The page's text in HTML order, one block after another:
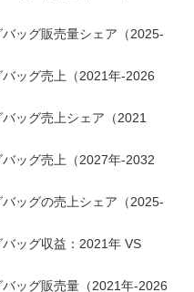
ッグ販売量シェア（2025-
ッグ売上（2021年-2026
ッグ売上シェア（2021
ッグ売上（2027年-2032
ッグの売上シェア（2025-
ッグ収益：2021年 VS
ッグ販売量（2021年-2026